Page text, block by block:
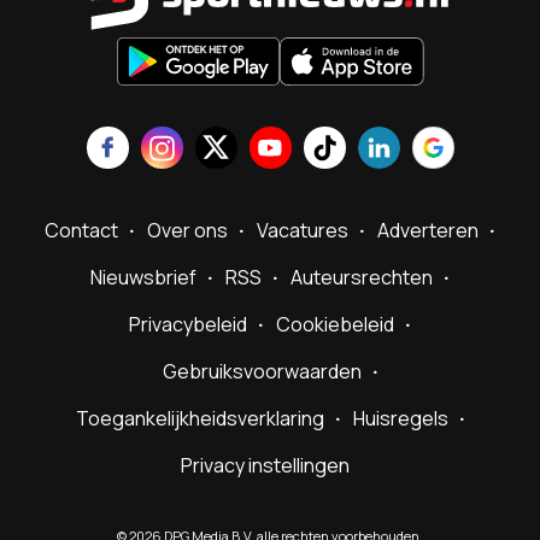
Contact Over ons Vacatures
Adverteren
Nieuwsbrief
RSS
Auteursrechten
Privacybeleid
Cookiebeleid
Gebruiksvoorwaarden
Toegankelijkheidsverklaring
Huisregels
Privacy instellingen
©2026 DPG Media B.V. alle rechten voorbehouden.